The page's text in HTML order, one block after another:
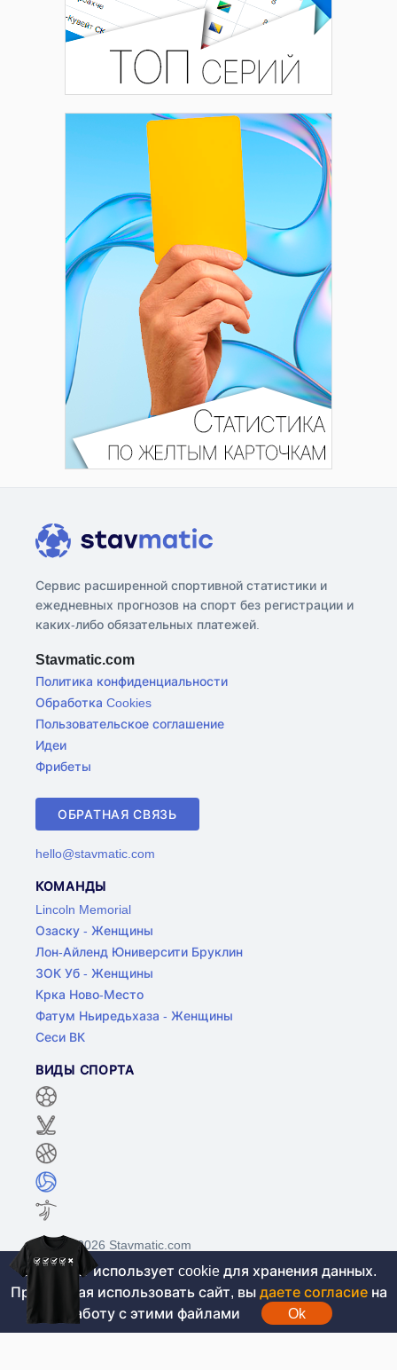
Сервис расширенной спортивной статистики и
ежедневных прогнозов на спорт без регистрации и
каких-либо обязательных платежей.
Stavmatic.com
Политика конфиденциальности
Обработка Cookies
Пользовательское соглашение
Идеи
Фрибеты
ОБРАТНАЯ СВЯЗЬ
hello@stavmatic.com
КОМАНДЫ
Lincoln Memorial
Озаску - Женщины
Лон-Айленд Юниверсити Бруклин
ЗОК Уб - Женщины
Крка Ново-Место
Фатум Ньиредьхаза - Женщины
Сеси ВК
ВИДЫ СПОРТА
©2017-2026 Stavmatic.com
Для лиц старше 18 лет. На сайте не
проводятся игры на денежные средства, вся
Этот сайт использует cookie для хранения данных.
Продолжая использовать сайт, вы даете согласие на
работу с этими файлами
Ok